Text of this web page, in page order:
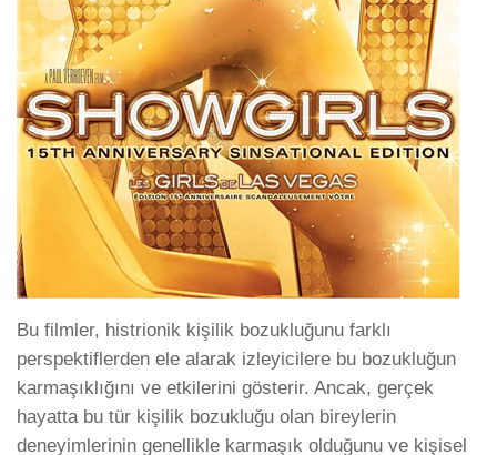
Bu filmler, histrionik kişilik bozukluğunu farklı
perspektiflerden ele alarak izleyicilere bu bozukluğun
karmaşıklığını ve etkilerini gösterir. Ancak, gerçek
hayatta bu tür kişilik bozukluğu olan bireylerin
deneyimlerinin genellikle karmaşık olduğunu ve kişisel